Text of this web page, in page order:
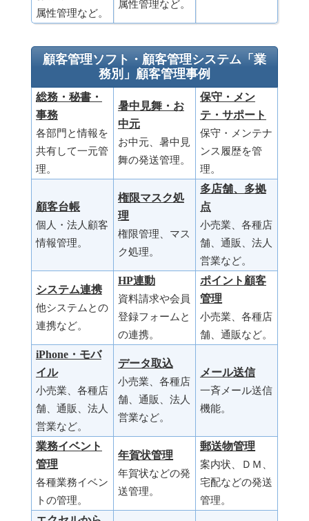
属性管理など。
属性管理など。
顧客管理ソフト・顧客管理システム「業
務別」顧客管理事例
総務・秘書・
事務
各部門と情報を
共有して一元管
理。
暑中見舞・お
中元
お中元、暑中見
舞の発送管理。
保守・メン
テ・サポート
保守・メンテナ
ンス履歴を管
理。
顧客台帳
個人・法人顧客
情報管理。
権限マスク処
理
権限管理、マス
ク処理。
多店舗、多拠
点
小売業、各種店
舗、通販、法人
営業など。
システム連携
他システムとの
連携など。
HP連動
資料請求や会員
登録フォームと
の連携。
ポイント顧客
管理
小売業、各種店
舗、通販など。
iPhone・モバ
イル
小売業、各種店
舗、通販、法人
営業など。
データ取込
小売業、各種店
舗、通販、法人
営業など。
メール送信
一斉メール送信
機能。
業務イベント
管理
各種業務イベン
トの管理。
年賀状管理
年賀状などの発
送管理。
郵送物管理
案内状、ＤＭ、
宅配などの発送
管理。